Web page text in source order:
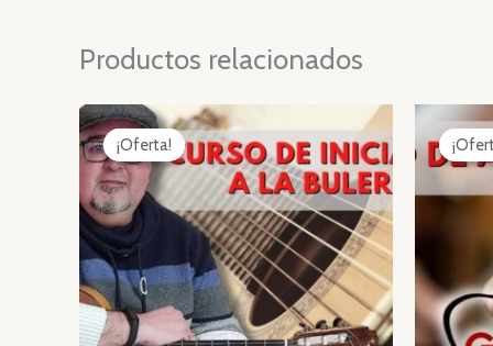
Productos relacionados
¡Oferta!
¡Oferta!